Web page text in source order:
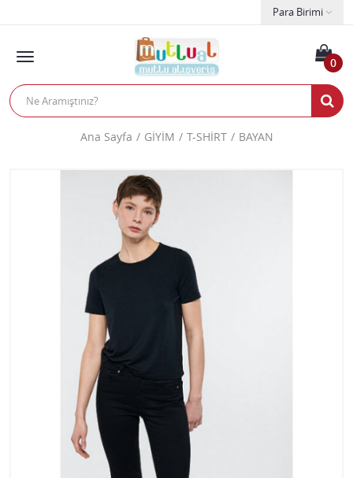
Para Birimi
0
Ana Sayfa GİYİM T-SHİRT BAYAN